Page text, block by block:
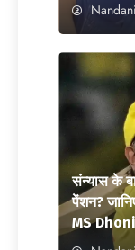
Nandani
संन्यास के
पेंशन?
MS